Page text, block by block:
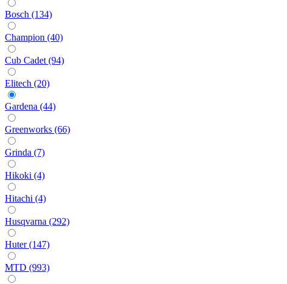
Bosch (134)
Champion (40)
Cub Cadet (94)
Elitech (20)
Gardena (44)
Greenworks (66)
Grinda (7)
Hikoki (4)
Hitachi (4)
Husqvarna (292)
Huter (147)
MTD (993)